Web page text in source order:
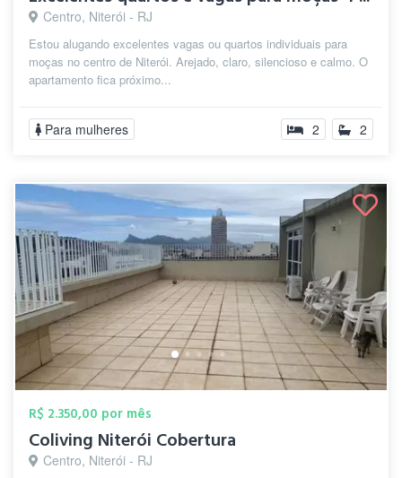
Centro, Niterói - RJ
Estou alugando excelentes vagas ou quartos individuais para
moças no centro de Niterói. Arejado, claro, silencioso e calmo. O
apartamento fica próximo...
Para mulheres 2 2
R$ 2.350,00 por mês
Coliving Niterói Cobertura
Centro, Niterói - RJ